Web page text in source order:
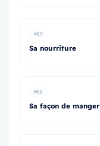
#57
Sa nourriture
#58
Sa façon de manger